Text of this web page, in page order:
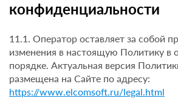
конфиденциальности
11.1. Оператор оставляет за собой
изменения в настоящую Политику в
порядке. Актуальная версия
размещена на Сайте по адресу:
https://www.elcomsoft.ru/legal.html